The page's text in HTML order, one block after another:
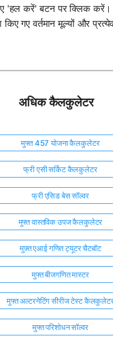
'हल करें' बटन पर क्लिक करें।
गए वर्तमान मूल्यों और
अधिक कैलकुलेटर
मुफ्त 457 योजना कैलकुलेटर
फ्री एसी सर्किट कैलकुलेटर
फ्री एसिड बेस सॉल्वर
मुफ्त वास्तविक उपज कैलकुलेटर
मुफ़्त एआई गणित ट्यूटर चैटबॉट
मुफ्त बीजगणित मास्टर
मुफ्त अल्टरनेटिंग सीरीज टेस्ट
मुफ्त परिशोधन सॉल्वर